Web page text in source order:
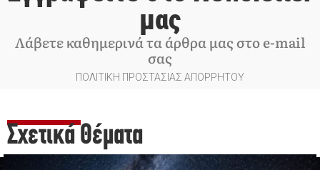
μας
Λάβετε καθημερινά τα άρθρα μας στο e-mail
σας
ΠΟΛΙΤΙΚΗ ΠΡΟΣΤΑΣΙΑΣ ΑΠΟΡΡΗΤΟΥ
Σχετικά Θέματα